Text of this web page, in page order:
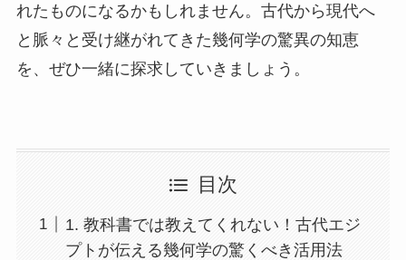
れたものになるかもしれません。古代から現代へ
と脈々と受け継がれてきた幾何学の驚異の知恵
を、ぜひ一緒に探求していきましょう。
目次
1. 教科書では教えてくれない！古代エジ
プトが伝える幾何学の驚くべき活用法